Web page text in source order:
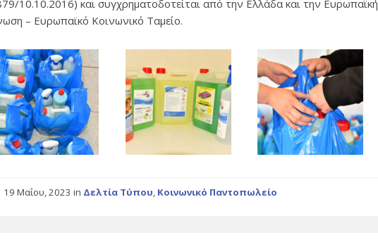
10.10.2016) και συγχρηματοδοτείται από την Ελλάδα και την Ευρωπαϊκή
– Ευρωπαϊκό Κοινωνικό Ταμείο.
19 Μαΐου, 2023in Δελτία Τύπου, Κοινωνικό Παντοπωλείο